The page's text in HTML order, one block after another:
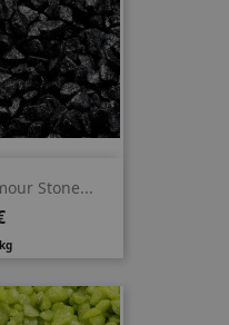
Stone...